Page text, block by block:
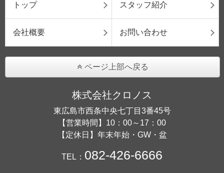
トップ スタッフ紹介
会社概要 お問い合わせ
ページ上部へ戻る
株式会社クロノス
東広島市西条中央七丁目3番45号
【営業時間】10：00～17：00
【定休日】年末年始・GW・盆
TEL： 082-426-6666